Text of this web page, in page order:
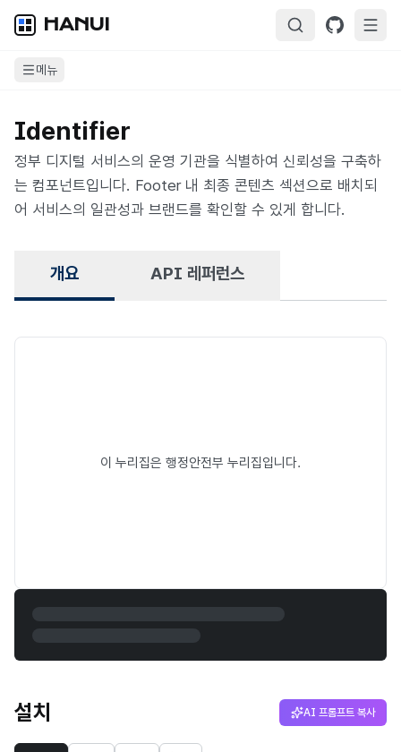
HANUI
메뉴
Identifier
정부 디지털 서비스의 운영 기관을 식별하여 신뢰성을 구축하
는 컴포넌트입니다. Footer 내 최종 콘텐츠 섹션으로 배치되
어 서비스의 일관성과 브랜드를 확인할 수 있게 합니다.
개요 API 레퍼런스
이 누리집은 행정안전부 누리집입니다.
설치 AI 프롬프트 복사